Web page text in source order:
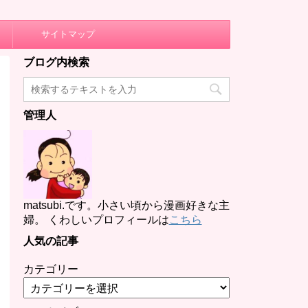
サイトマップ
ブログ内検索
管理人
matsubi.です。小さい頃から漫画好きな主
婦。 くわしいプロフィールはこちら
人気の記事
カテゴリー